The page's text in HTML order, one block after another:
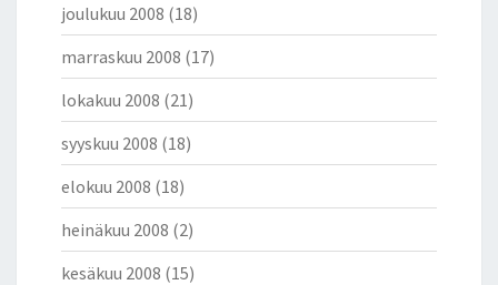
joulukuu 2008 (18)
marraskuu 2008 (17)
lokakuu 2008 (21)
syyskuu 2008 (18)
elokuu 2008 (18)
heinäkuu 2008 (2)
kesäkuu 2008 (15)